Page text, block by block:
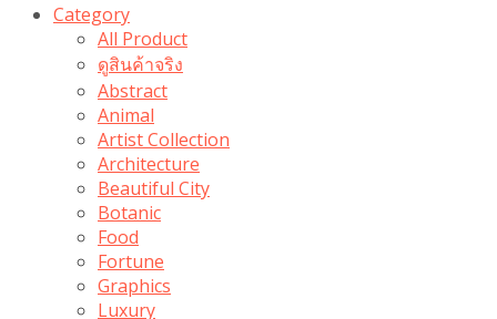
Category
All Product
ดูสินค้าจริง
Abstract
Animal
Artist Collection
Architecture
Beautiful City
Botanic
Food
Fortune
Graphics
Luxury